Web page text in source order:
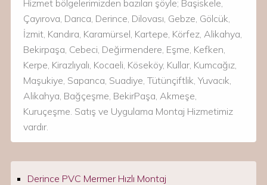
Hizmet bölgelerimizden bazıları şöyle; Başiskele,
Çayırova, Darıca, Derince, Dilovası, Gebze, Gölcük,
İzmit, Kandıra, Karamürsel, Kartepe, Körfez, Alikahya,
Bekirpaşa, Cebeci, Değirmendere, Eşme, Kefken,
Kerpe, Kirazlıyalı, Kocaeli, Köseköy, Kullar, Kumcağız,
Maşukiye, Sapanca, Suadiye, Tütünçiftlik, Yuvacık,
Alikahya, Bağçeşme, BekirPaşa, Akmeşe,
Kuruçeşme. Satış ve Uygulama Montaj Hizmetimiz
vardır.
Derince PVC Mermer Hızlı Montaj